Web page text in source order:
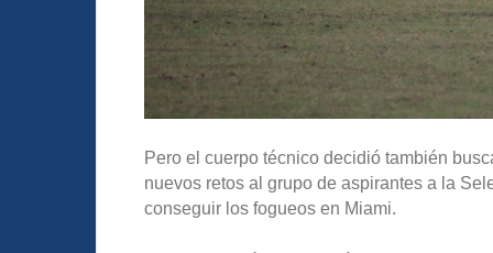
Pero el cuerpo técnico decidió también
nuevos retos al grupo de aspirantes a la
conseguir los fogueos en Miami.